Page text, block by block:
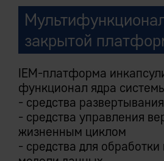
закрытой
IEM-платформа
функционал ядра
- средства развертывания
- средства управления
жизненным циклом
- средства для